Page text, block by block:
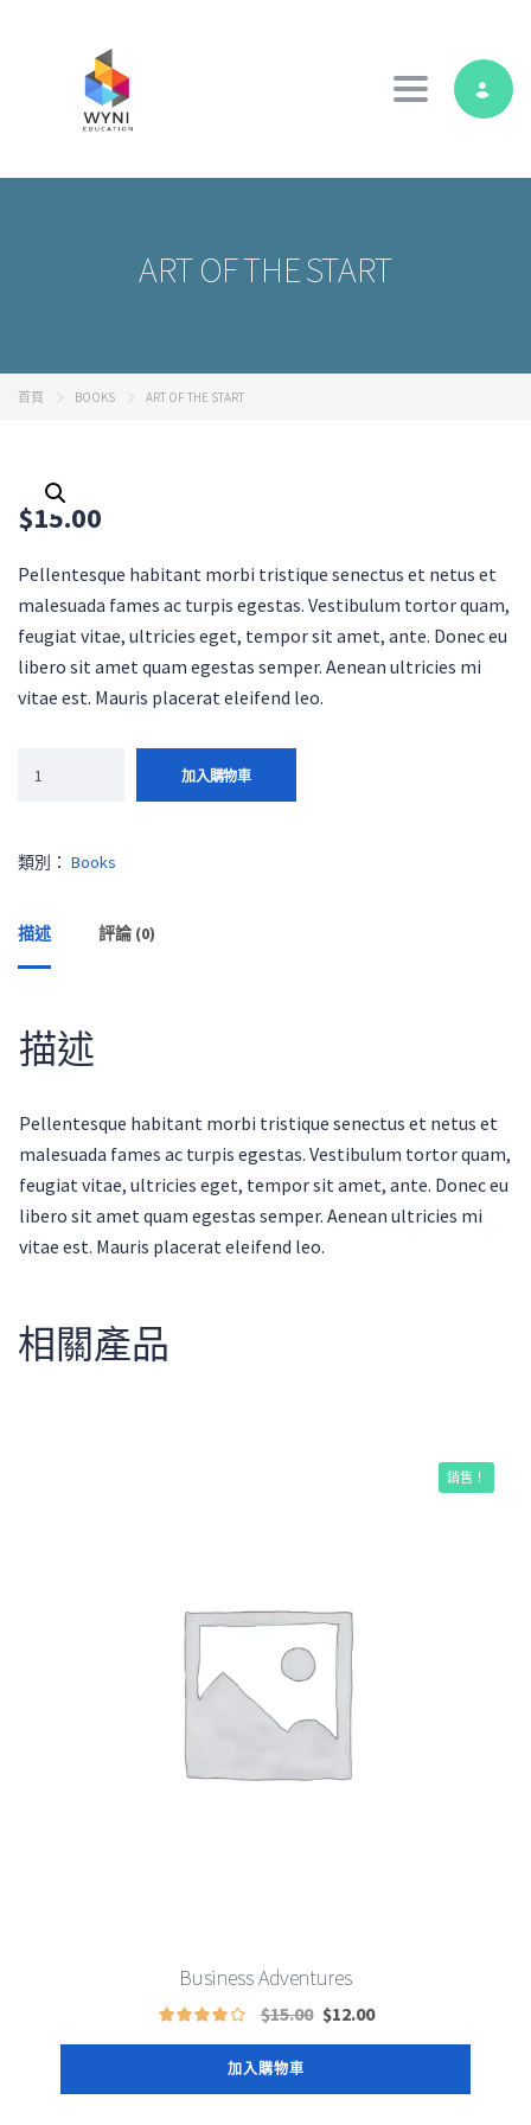
Toggle
ART OF THE START
首頁 BOOKS ART OF THE START
$15.00
Pellentesque habitant morbi tristique senectus et netus et
malesuada fames ac turpis egestas. Vestibulum tortor quam,
feugiat vitae, ultricies eget, tempor sit amet, ante. Donec eu
libero sit amet quam egestas semper. Aenean ultricies mi
vitae est. Mauris placerat eleifend leo.
加入購物車
類別： Books
描述 評論 (0)
描述
Pellentesque habitant morbi tristique senectus et netus et
malesuada fames ac turpis egestas. Vestibulum tortor quam,
feugiat vitae, ultricies eget, tempor sit amet, ante. Donec eu
libero sit amet quam egestas semper. Aenean ultricies mi
vitae est. Mauris placerat eleifend leo.
相關產品
銷售！
Business Adventures
$15.00 原
價
$15.00。
$12.00現
在
格
加入購物車